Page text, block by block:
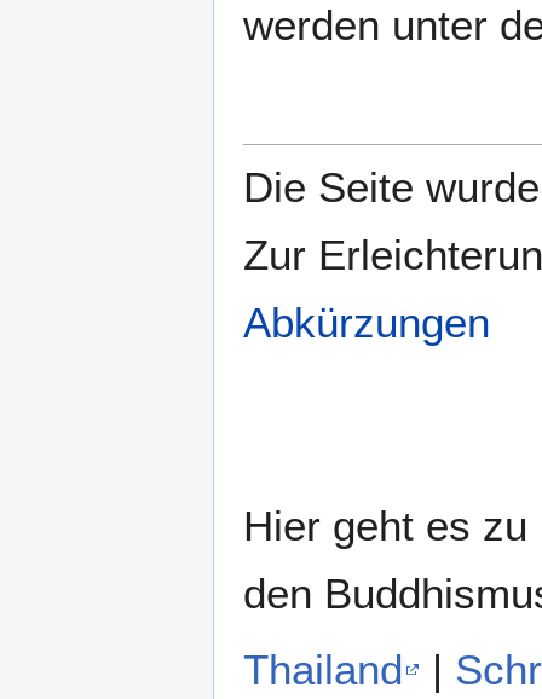
werden unter
Die Seite
Zur
Abkürzungen
Hier geht es
den
Thailand
|